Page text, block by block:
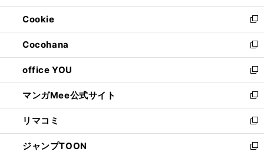
開
く
ウ
で
開
く
ン
ド
ウ
で
開
く
ウ
ィ
ン
ド
ウ
で
開
く
Cookie
新
し
い
ウ
ィ
ン
ド
ウ
で
開
く
Cocohana
新
し
い
ウ
ィ
ン
ド
ウ
で
office YOU
新
し
い
ウ
ィ
ン
ド
マンガMee公式サイト
新
し
い
ウ
ィ
リマコミ
新
し
い
ジャンプTOON 新